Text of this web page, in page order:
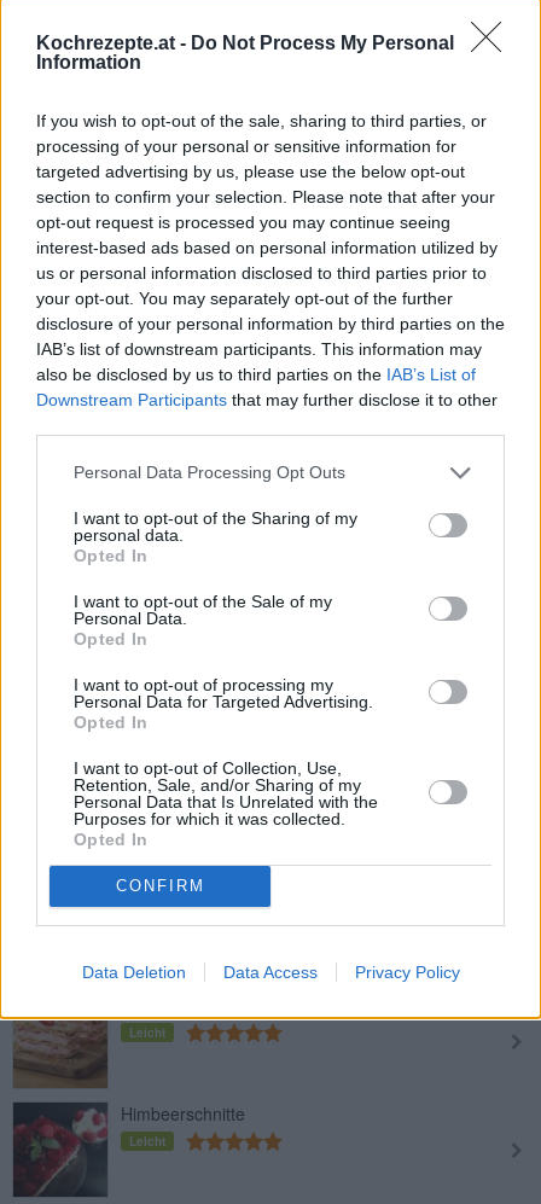
Kochrezepte.at - Do Not Process My Personal
Information
If you wish to opt-out of the sale, sharing to third parties, or
processing of your personal or sensitive information for
targeted advertising by us, please use the below opt-out
section to confirm your selection. Please note that after your
opt-out request is processed you may continue seeing
interest-based ads based on personal information utilized by
us or personal information disclosed to third parties prior to
your opt-out. You may separately opt-out of the further
disclosure of your personal information by third parties on the
IAB’s list of downstream participants. This information may
also be disclosed by us to third parties on the IAB’s List of
Downstream Participants that may further disclose it to other
Personal Data Processing Opt Outs
I want to opt-out of the Sharing of my
personal data.
Opted In
I want to opt-out of the Sale of my
Personal Data.
Opted In
I want to opt-out of processing my
Personal Data for Targeted Advertising.
Opted In
I want to opt-out of Collection, Use,
Retention, Sale, and/or Sharing of my
Personal Data that Is Unrelated with the
Purposes for which it was collected.
Opted In
CONFIRM
Data Deletion Data Access Privacy Policy
Schnitten
Blätterteig-Grießschnitten
Leicht
Ananas-Kokos-Traum
Leicht
Keks-Karamell-Schnitten
Leicht
Sacherschnitten
Kakao-Schnitten mit Cremefüllung
Mittel
Nutella-Schnitten
Leicht
Cremeschnitten
Mittel
Vanilleschnitten
Leicht
Leicht
Himbeerschnitte
Leicht